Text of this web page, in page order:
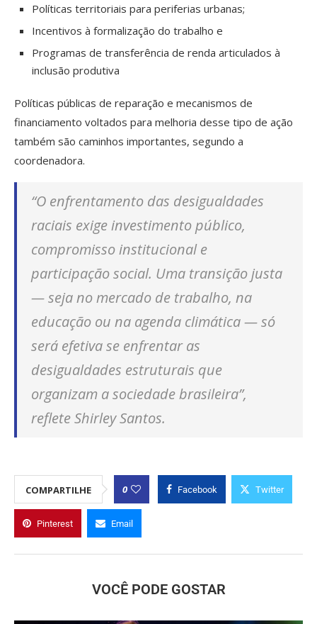
Políticas territoriais para periferias urbanas;
Incentivos à formalização do trabalho e
Programas de transferência de renda articulados à
inclusão produtiva
Políticas públicas de reparação e mecanismos de
financiamento voltados para melhoria desse tipo de ação
também são caminhos importantes, segundo a
coordenadora.
“O enfrentamento das desigualdades
raciais exige investimento público,
compromisso institucional e
participação social. Uma transição justa
— seja no mercado de trabalho, na
educação ou na agenda climática — só
será efetiva se enfrentar as
desigualdades estruturais que
organizam a sociedade brasileira”,
reflete Shirley Santos.
COMPARTILHE 0 Facebook Twitter
Pinterest Email
VOCÊ PODE GOSTAR